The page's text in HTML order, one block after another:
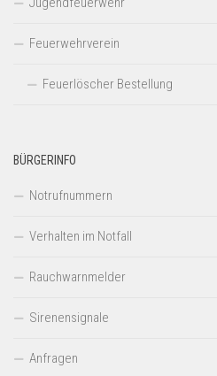
Feuerwehrverein
Feuerlöscher Bestellung
BÜRGERINFO
Notrufnummern
Verhalten im Notfall
Rauchwarnmelder
Sirenensignale
Anfragen